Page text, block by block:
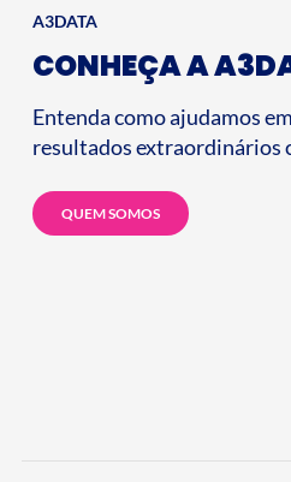
A3DATA
CONHEÇA A
Entenda como ajudamos
resultados extraordinários
QUEM SOMOS